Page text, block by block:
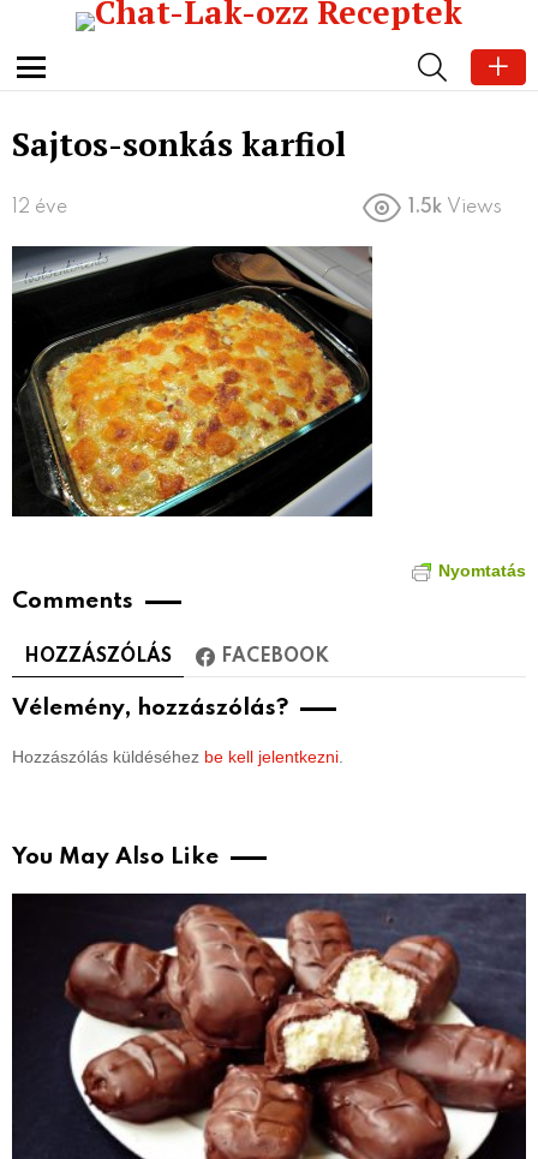
Menu
SEARCH
Sajtos-sonkás karfiol
12 éve 1.5k Views
Nyomtatás
Comments
HOZZÁSZÓLÁS FACEBOOK
Vélemény, hozzászólás?
Hozzászólás küldéséhez be kell jelentkezni
You May Also Like